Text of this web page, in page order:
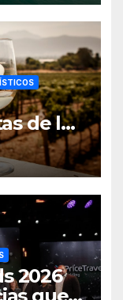
de la
2026